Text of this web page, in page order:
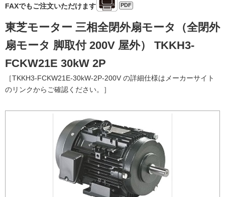
FAXでもご注文いただけます PDF
東芝モーター 三相全閉外扇モータ（全閉外
扇モータ 脚取付 200V 屋外） TKKH3-
FCKW21E 30kW 2P
［TKKH3-FCKW21E-30kW-2P-200V の詳細仕様はメーカーサイト
のリンクからご確認ください。］